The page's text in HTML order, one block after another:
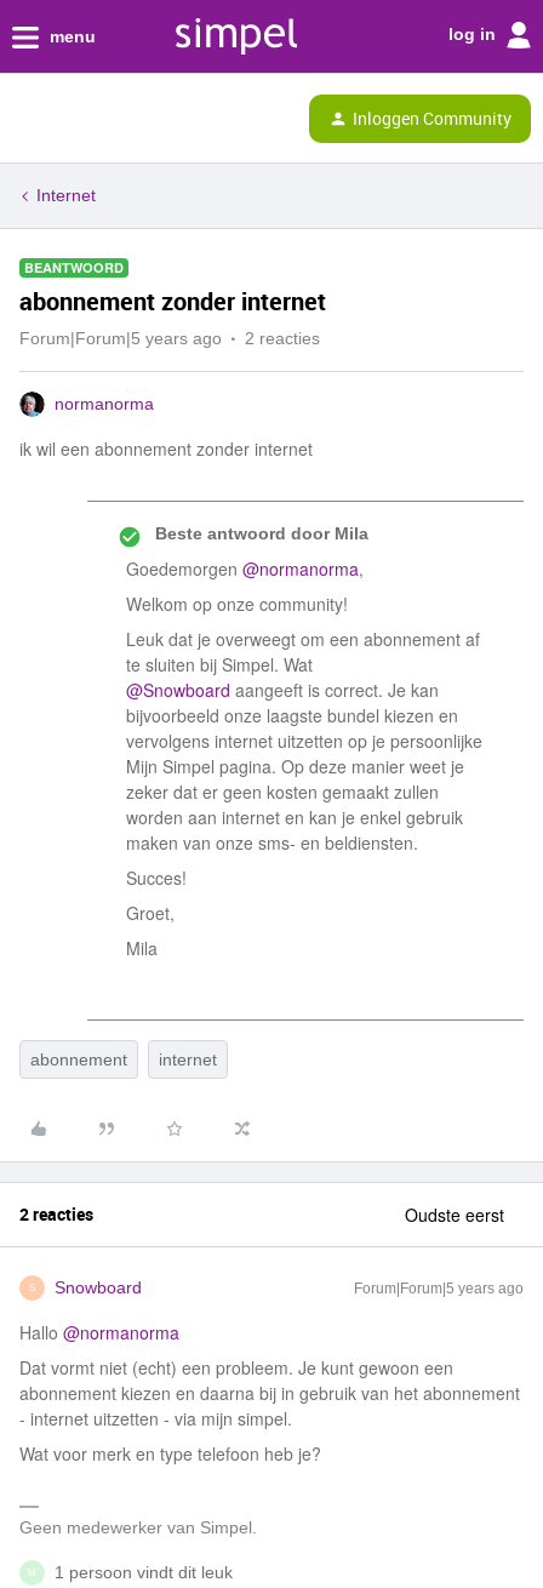
menu log in
Inloggen Community
Internet
BEANTWOORD
abonnement zonder internet
Forum|Forum|5 years ago 2 reacties
normanorma
ik wil een abonnement zonder internet
Beste antwoord doorMila
Goedemorgen @normanorma,
Welkom op onze community!
Leuk dat je overweegt om een abonnement af
te sluiten bij Simpel. Wat
@Snowboard aangeeft is correct. Je kan
bijvoorbeeld onze laagste bundel kiezen en
vervolgens internet uitzetten op je persoonlijke
Mijn Simpel pagina. Op deze manier weet je
zeker dat er geen kosten gemaakt zullen
worden aan internet en kan je enkel gebruik
maken van onze sms- en beldiensten.
Succes!
Groet,
Mila
abonnement internet
2 reacties Oudste eerst
S Snowboard Forum|Forum|5 years ago
Hallo @normanorma
Dat vormt niet (echt) een probleem. Je kunt gewoon een
abonnement kiezen en daarna bij in gebruik van het abonnement
- internet uitzetten - via mijn simpel.
Wat voor merk en type telefoon heb je?
Geen medewerker van Simpel.
M 1 persoon vindt dit leuk